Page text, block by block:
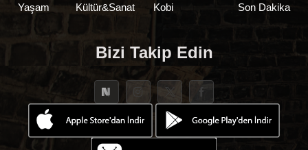
Yaşam
Kültür&Sanat
Kobi
Son Dakika
Bizi Takip Edin